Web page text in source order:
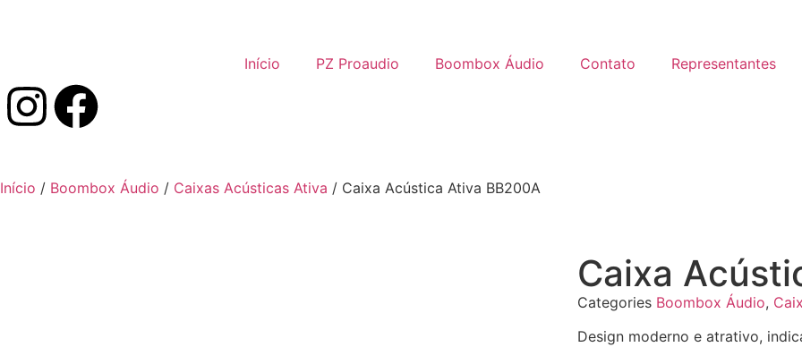
Início PZ Proaudio Boombox Áudio Contato Representantes
Início / Boombox Áudio / Caixas Acústicas Ativa / Caixa Acústica Ativa BB200A
Caixa
Categories Boombox Áudio,
Design moderno e atrativo,